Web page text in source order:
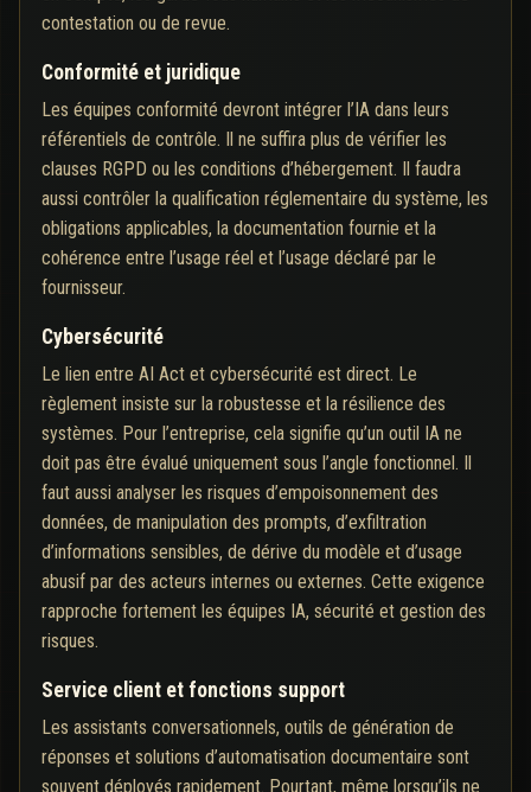
contestation ou de revue.
Conformité et juridique
Les équipes conformité devront intégrer l’IA dans leurs
référentiels de contrôle. Il ne suffira plus de vérifier les
clauses RGPD ou les conditions d’hébergement. Il faudra
aussi contrôler la qualification réglementaire du système, les
obligations applicables, la documentation fournie et la
cohérence entre l’usage réel et l’usage déclaré par le
fournisseur.
Cybersécurité
Le lien entre AI Act et cybersécurité est direct. Le
règlement insiste sur la robustesse et la résilience des
systèmes. Pour l’entreprise, cela signifie qu’un outil IA ne
doit pas être évalué uniquement sous l’angle fonctionnel. Il
faut aussi analyser les risques d’empoisonnement des
données, de manipulation des prompts, d’exfiltration
d’informations sensibles, de dérive du modèle et d’usage
abusif par des acteurs internes ou externes. Cette exigence
rapproche fortement les équipes IA, sécurité et gestion des
risques.
Service client et fonctions support
Les assistants conversationnels, outils de génération de
réponses et solutions d’automatisation documentaire sont
souvent déployés rapidement. Pourtant, même lorsqu’ils ne